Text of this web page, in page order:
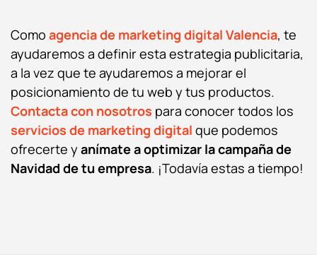
Como agencia de marketing digital Valencia, te
ayudaremos a definir esta estrategia publicitaria,
a la vez que te ayudaremos a mejorar el
posicionamiento de tu web y tus productos.
Contacta con nosotros para conocer todos los
servicios de marketing digital que podemos
ofrecerte y anímate a optimizar la campaña de
Navidad de tu empresa. ¡Todavía estas a tiempo!